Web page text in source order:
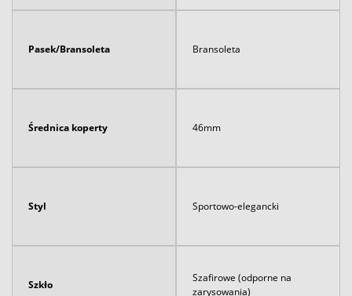
Pasek/Bransoleta Bransoleta
Średnica koperty 46mm
Styl Sportowo-elegancki
Szkło
Szafirowe (odporne na
zarysowania)